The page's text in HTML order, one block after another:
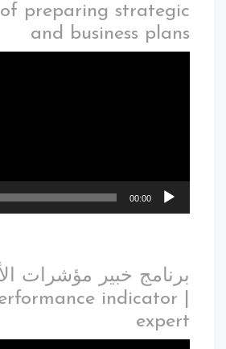
preparing strategic
and business plans
00:00
برنامج خبير مؤشرات
indicator
expert